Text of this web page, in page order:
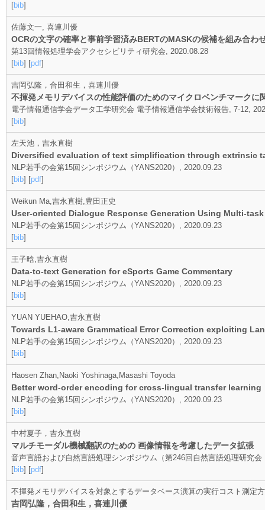
[bib]
佐藤文一, 喜連川優
OCRの文字の確率と事前学習済みBERTのMASKの候補を組み合わ
第13回情報処理学会アクセシビリティ研究会, 2020.08.28
[bib] [pdf]
吉岡弘隆，合田和生，喜連川優
不揮発メモリデバイスの性能評価のためのマイクロベンチマークに
電子情報通信学会データ工学研究会 電子情報通信学会技術報告, 7-12,
[bib]
左天池，吉永直樹
Diversified evaluation of text simplification through extrinsic
NLP若手の会第15回シンポジウム（YANS2020）, 2020.09.23
[bib] [pdf]
Weikun Ma,吉永直樹,豊田正史
User-oriented Dialogue Response Generation Using Multi-
NLP若手の会第15回シンポジウム（YANS2020）, 2020.09.23
[bib]
王子晗,吉永直樹
Data-to-text Generation for eSports Game Commentary
NLP若手の会第15回シンポジウム（YANS2020）, 2020.09.23
[bib]
YUAN YUEHAO,吉永直樹
Towards L1-aware Grammatical Error Correction exploiting
NLP若手の会第15回シンポジウム（YANS2020）, 2020.09.23
[bib]
Haosen Zhan,Naoki Yoshinaga,Masashi Toyoda
Better word-order encoding for cross-lingual transfer learning
NLP若手の会第15回シンポジウム（YANS2020）, 2020.09.23
[bib]
中村夏子，吉永直樹
マルチモーダル機械翻訳のための 画像情報を考慮したデータ拡張
音声言語および自然言語処理シンポジウム（第246回自然言語処理研究会
[bib] [pdf]
不揮発メモリデバイスを対象とするデータベース演算の実行コスト測定
吉岡弘隆，合田和生，喜連川優